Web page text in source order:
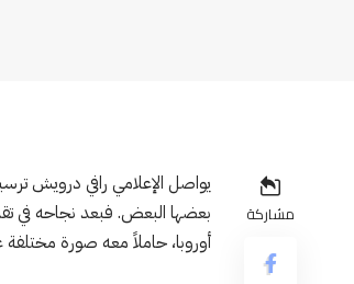
مشاركة
يواصل الإعلامي رافي درويش
بعضها البعض. فبعد نجاحه في
أوروبا، حاملاً معه صورة مختلفة